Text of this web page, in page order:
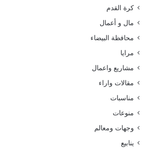
كرة القدم
مال و أعمال
محافظة البيضاء
مرايا
مشاريع واعمال
مقالات واراء
مناسبات
منوعات
وجهات ومعالم
ينابيع